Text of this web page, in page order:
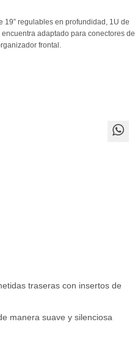
19” regulables en profundidad, 1U de
adaptado para conectores de
frontal.
traseras con insertos de
manera suave y silenciosa